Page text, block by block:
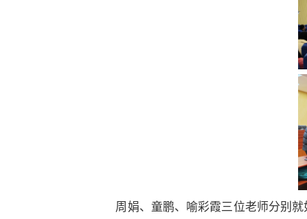
周娟、童鹏、喻彩霞三位老师分别